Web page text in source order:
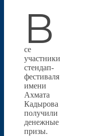
В
се
участники
стендап-
фестиваля
имени
Ахмата
Кадырова
получили
денежные
призы.